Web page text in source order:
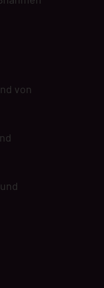
von